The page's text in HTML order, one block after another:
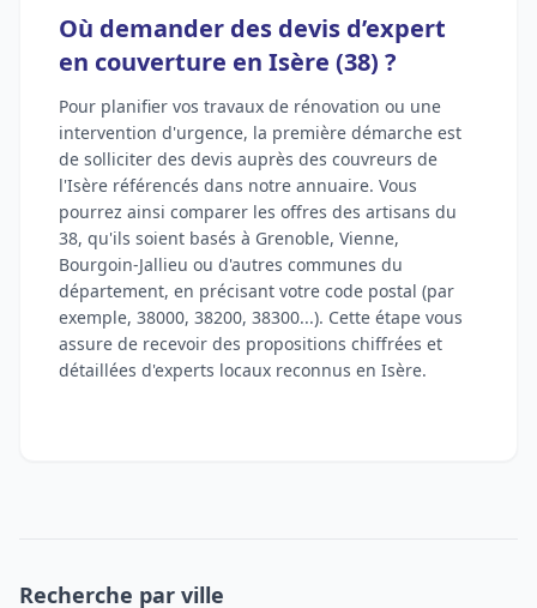
Où demander des devis d’expert
en couverture en Isère (38) ?
Pour planifier vos travaux de rénovation ou une
intervention d'urgence, la première démarche est
de solliciter des devis auprès des couvreurs de
l'Isère référencés dans notre annuaire. Vous
pourrez ainsi comparer les offres des artisans du
38, qu'ils soient basés à Grenoble, Vienne,
Bourgoin-Jallieu ou d'autres communes du
département, en précisant votre code postal (par
exemple, 38000, 38200, 38300...). Cette étape vous
assure de recevoir des propositions chiffrées et
détaillées d'experts locaux reconnus en Isère.
Recherche par ville